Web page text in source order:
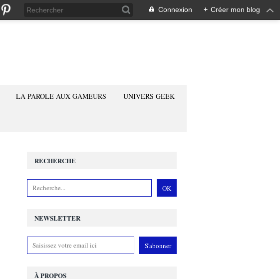
Connexion + Créer mon blog
LA PAROLE AUX GAMEURS UNIVERS GEEK
NEWSLETTER
RECHERCHE
À PROPOS